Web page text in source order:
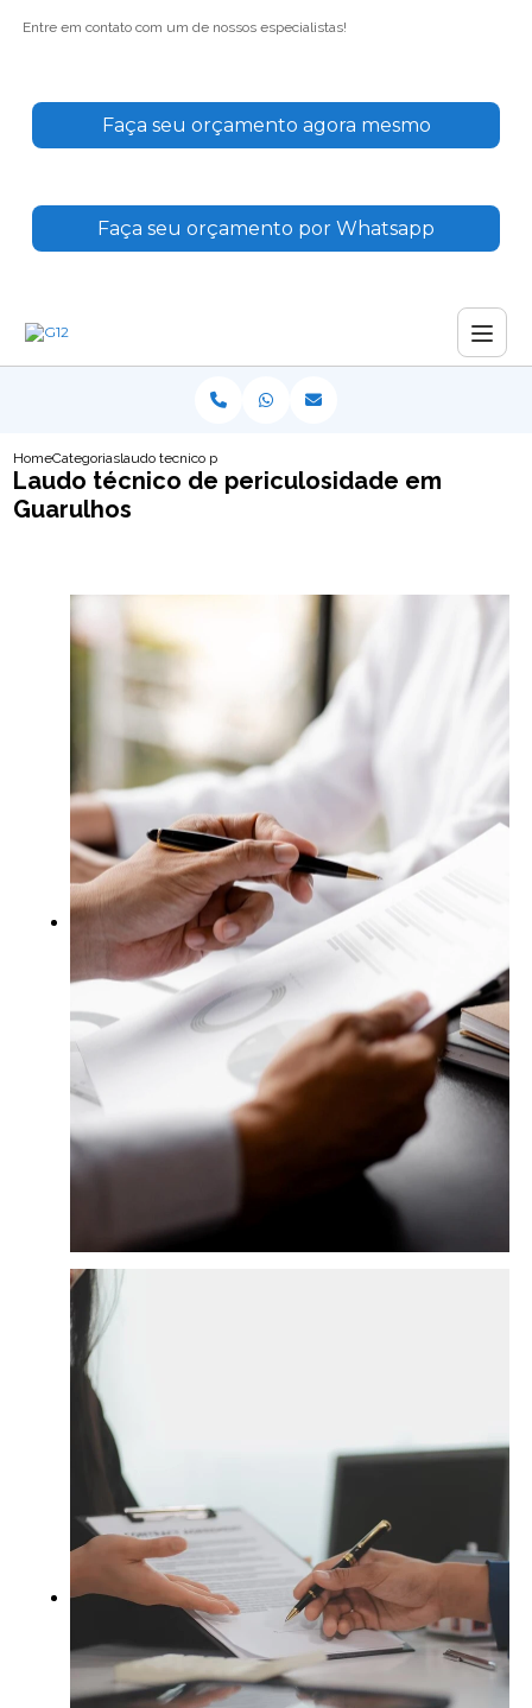
Entre em contato com um de nossos especialistas!
Faça seu orçamento agora mesmo
Faça seu orçamento por Whatsapp
HomeCategoriaslaudo tecnico periculosidade guarulhos
Laudo técnico de periculosidade em
Guarulhos